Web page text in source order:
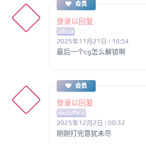
会员
登录以回复
zihua
2025年11月27日 | 10:54
最后一个cg怎么解锁啊
会员
登录以回复
wulaPico
2025年12月2日 | 00:32
刚刚打完意犹未尽